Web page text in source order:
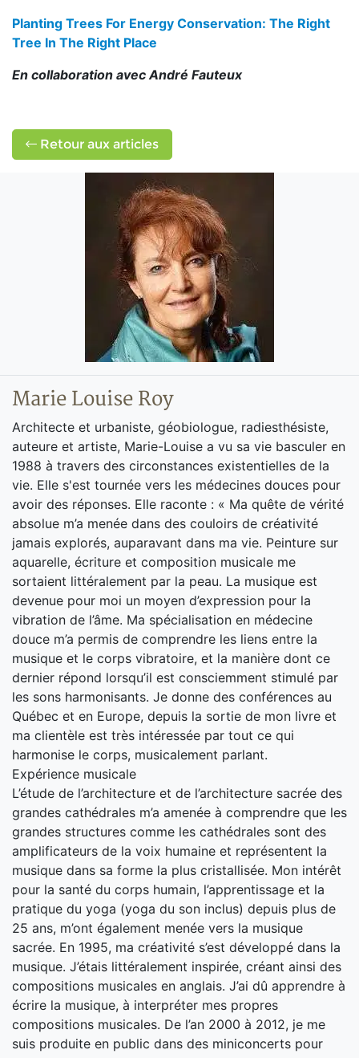
Planting Trees For Energy Conservation: The Right
Tree In The Right Place
En collaboration avec André Fauteux
Retour aux articles
Marie Louise Roy
Architecte et urbaniste, géobiologue, radiesthésiste,
auteure et artiste, Marie-Louise a vu sa vie basculer en
1988 à travers des circonstances existentielles de la
vie. Elle s'est tournée vers les médecines douces pour
avoir des réponses. Elle raconte : « Ma quête de vérité
absolue m’a menée dans des couloirs de créativité
jamais explorés, auparavant dans ma vie. Peinture sur
aquarelle, écriture et composition musicale me
sortaient littéralement par la peau. La musique est
devenue pour moi un moyen d’expression pour la
vibration de l’âme. Ma spécialisation en médecine
douce m’a permis de comprendre les liens entre la
musique et le corps vibratoire, et la manière dont ce
dernier répond lorsqu’il est consciemment stimulé par
les sons harmonisants. Je donne des conférences au
Québec et en Europe, depuis la sortie de mon livre et
ma clientèle est très intéressée par tout ce qui
harmonise le corps, musicalement parlant.
Expérience musicale
L’étude de l’architecture et de l’architecture sacrée des
grandes cathédrales m’a amenée à comprendre que les
grandes structures comme les cathédrales sont des
amplificateurs de la voix humaine et représentent la
musique dans sa forme la plus cristallisée. Mon intérêt
pour la santé du corps humain, l’apprentissage et la
pratique du yoga (yoga du son inclus) depuis plus de
25 ans, m’ont également menée vers la musique
sacrée. En 1995, ma créativité s’est développé dans la
musique. J’étais littéralement inspirée, créant ainsi des
compositions musicales en anglais. J’ai dû apprendre à
écrire la musique, à interpréter mes propres
compositions musicales. De l’an 2000 à 2012, je me
suis produite en public dans des miniconcerts pour